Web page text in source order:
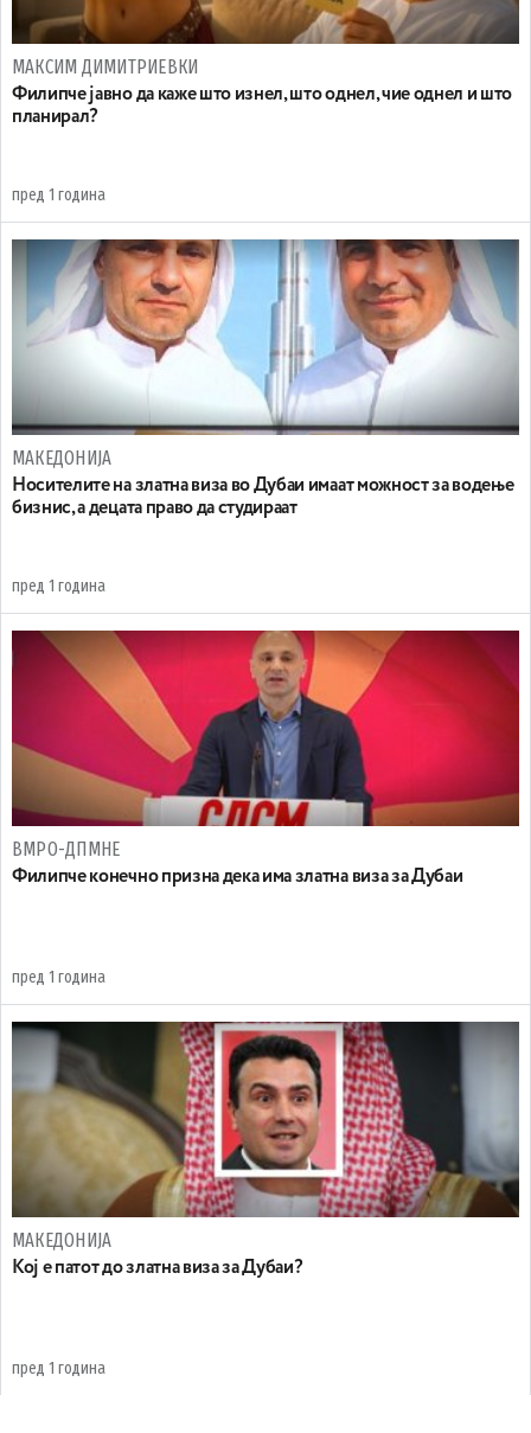
МАКСИМ ДИМИТРИЕВКИ
Филипче јавно да каже што изнел, што однел, чие однел и што
планирал?
пред 1 година
МАКЕДОНИЈА
Носителите на златна виза во Дубаи имаат можност за водење
бизнис, а децата право да студираат
пред 1 година
ВМРО-ДПМНЕ
Филипче конечно призна дека има златна виза за Дубаи
пред 1 година
МАКЕДОНИЈА
Кој е патот до златна виза за Дубаи?
пред 1 година